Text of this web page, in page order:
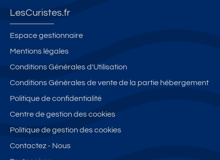
LesCuristes.fr
Espace gestionnaire
Mentions légales
Conditions Générales d'Utilisation
Conditions Générales de vente de la partie hébergement
Politique de confidentialité
Centre de gestion des cookies
Politique de gestion des cookies
Contactez - Nous